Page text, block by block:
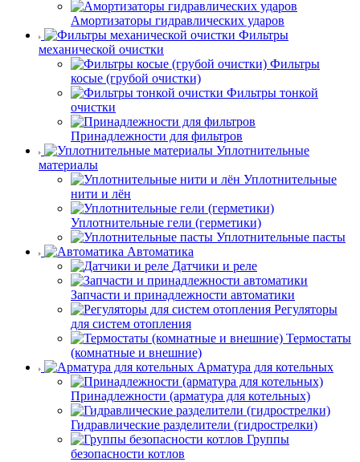
Амортизаторы гидравлических ударов
Фильтры
механической очистки
Фильтры
косые (грубой очистки)
Фильтры тонкой
очистки
Принадлежности для фильтров
Уплотнительные
материалы
Уплотнительные
нити и лён
Уплотнительные гели (герметики)
Уплотнительные пасты
Автоматика
Датчики и реле
Запчасти и принадлежности автоматики
Регуляторы
для систем отопления
Термостаты
(комнатные и внешние)
Арматура для котельных
Принадлежности (арматура для котельных)
Гидравлические разделители (гидрострелки)
Группы
безопасности котлов